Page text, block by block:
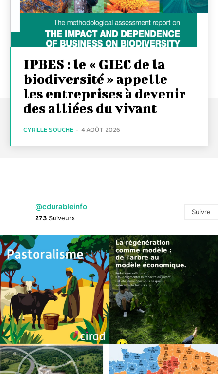
IPBES : le « GIEC de la
biodiversité » appelle
les entreprises à devenir
des alliées du vivant
CYRILLE SOUCHE - 4 AOÛT 2026
@cdurableinfo
273 Suiveurs
Suivre